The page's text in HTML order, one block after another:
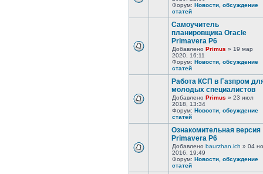
Форум: Новости, обсуждение
статей
Самоучитель
планировщика Oracle
Primavera P6
Добавлено Primus » 19 мар
2020, 16:11
Форум: Новости, обсуждение
статей
Работа КСП в Газпром
молодых специалистов
Добавлено Primus » 23 июл
2018, 13:34
Форум: Новости, обсуждение
статей
Ознакомительная версия
Primavera P6
Добавлено baurzhan.ich » 04
2016, 19:49
Форум: Новости, обсуждение
статей